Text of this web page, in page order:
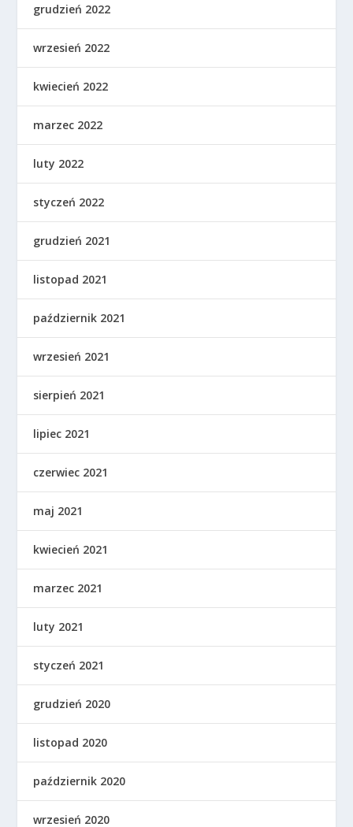
grudzień 2022
wrzesień 2022
kwiecień 2022
marzec 2022
luty 2022
styczeń 2022
grudzień 2021
listopad 2021
październik 2021
wrzesień 2021
sierpień 2021
lipiec 2021
czerwiec 2021
maj 2021
kwiecień 2021
marzec 2021
luty 2021
styczeń 2021
grudzień 2020
listopad 2020
październik 2020
wrzesień 2020